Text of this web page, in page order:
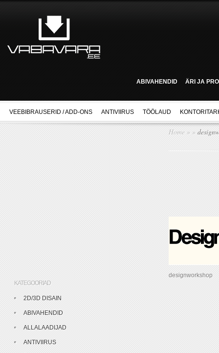
ABIVAHENDID ÄRI JA
VEEBIBRAUSERID / ADD-ONS ANTIVIIRUS TÖÖLAUD
Home » »
designworkshop
KATEGOORIAD
2D/3D DISAIN
ABIVAHENDID
ALLALAADIJAD
ANTIVIIRUS